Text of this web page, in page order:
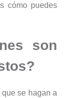
cómo puedes
son
se hagan a